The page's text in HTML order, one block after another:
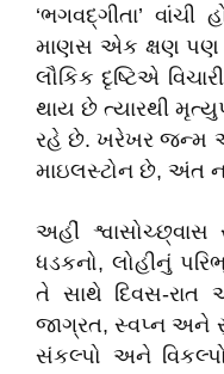
‘ભગવદ્‌ગીતા’
માણસ એક ક્ષણ પણ
લૌકિક દૃષ્ટિએ
થાય છે ત્યારથી
રહે છે. ખરેખર જન્મ
માઇલસ્ટોન છે, અંત
અહીં
ધડકનો, લોહીનું
તે સાથે દિવસ-
જાગ્રત, સ્વપ્ન અને
સંકલ્પો અને